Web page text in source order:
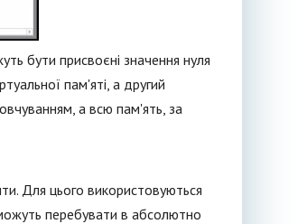
бути присвоєні значення нуля
пам'яті, а другий
а всю пам'ять, за
Для цього використовуються
перебувати в абсолютно